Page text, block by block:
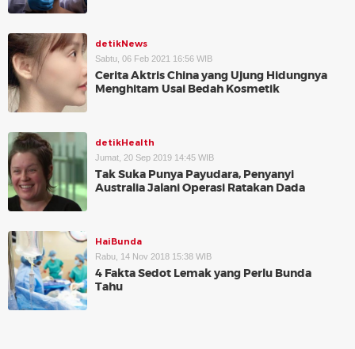
detikNews
Sabtu, 06 Feb 2021 16:56 WIB
Cerita Aktris China yang Ujung Hidungnya
Menghitam Usai Bedah Kosmetik
detikHealth
Jumat, 20 Sep 2019 14:45 WIB
Tak Suka Punya Payudara, Penyanyi
Australia Jalani Operasi Ratakan Dada
HaiBunda
Rabu, 14 Nov 2018 15:38 WIB
4 Fakta Sedot Lemak yang Perlu Bunda
Tahu